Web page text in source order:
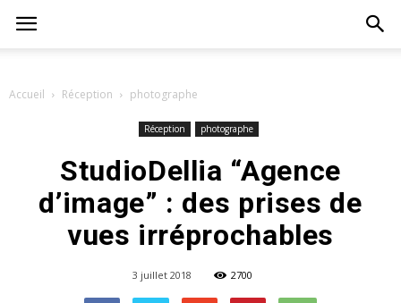
Accueil Réception photographe
Réception photographe
StudioDellia “Agence
d’image” : des prises de
vues irréprochables
3 juillet 2018 2700